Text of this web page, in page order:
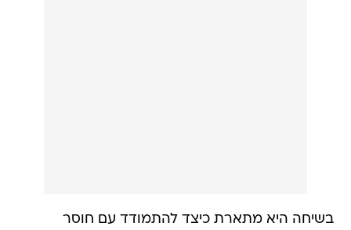
בשיחה היא מתארת כיצד להתמודד עם חוסר